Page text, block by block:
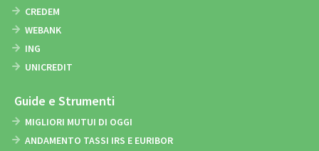
CREDEM
WEBANK
ING
UNICREDIT
Guide e Strumenti
MIGLIORI MUTUI DI OGGI
ANDAMENTO TASSI IRS E EURIBOR